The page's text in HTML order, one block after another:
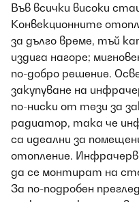
Във всички високи
Конвекционните
за дълго време, тъй
издига нагоре;
по-добро решение.
закупуване на
по-ниски от тези за
радиатор, така че
са идеални за
отопление.
да се монтират на
За по-подробен